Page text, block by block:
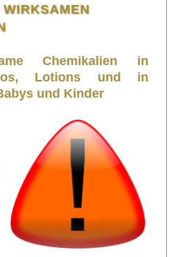
Chemikalien in
Lotions und in
und Kinder